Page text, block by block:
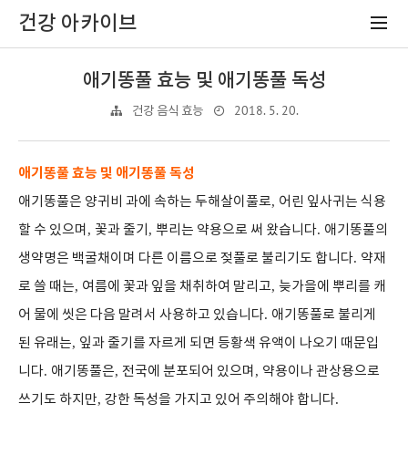
건강 아카이브
애기똥풀 효능 및 애기똥풀 독성
건강 음식 효능 2018. 5. 20.
애기똥풀 효능 및 애기똥풀 독성
애기똥풀은 양귀비 과에 속하는 두해살이풀로, 어린 잎사귀는 식용
할 수 있으며 , 꽃과 줄기 , 뿌리는 약용으로 써 왔습니다. 애기똥풀의
생약명은 백굴채이며 다른 이름으로 젖풀로 불리기도 합니다. 약재
로 쓸 때는, 여름에 꽃과 잎을 채취하여 말리고, 늦가을에 뿌리를 캐
어 물에 씻은 다음 말려서 사용하고 있습니다. 애기똥풀로 불리게
된 유래는, 잎과 줄기를 자르게 되면 등황색 유액이 나오기 때문입
니다. 애기똥풀은, 전국에 분포되어 있으며 , 약용이나 관상용으로
쓰기도 하지만, 강한 독성을 가지고 있어 주의해야 합니다.